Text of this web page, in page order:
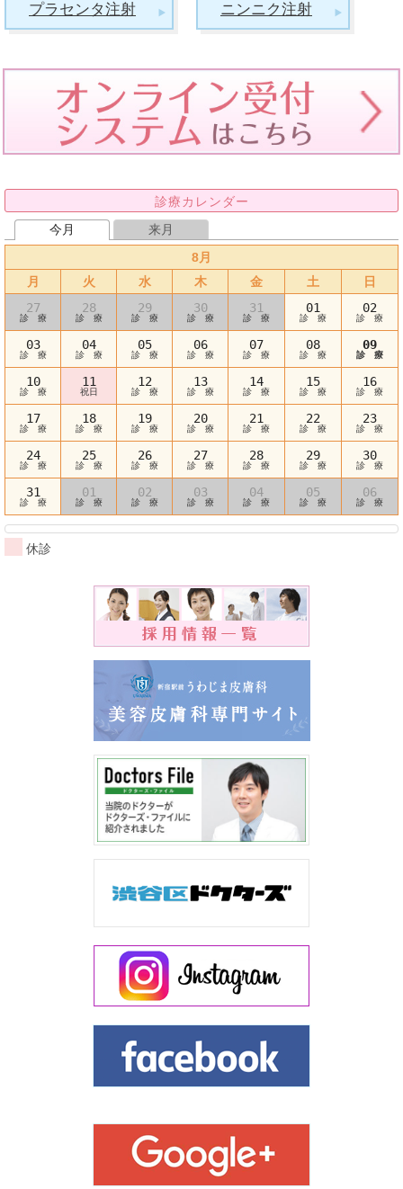
プラセンタ注射 ニンニク注射
診療カレンダー
今月
来月
8月
月
火 水 木 金 土
日
27
診 療
28
診 療
29
診 療
30
診 療
31
診 療
01
診 療
02
診 療
03
診 療
04
診 療
05
診 療
06
診 療
07
診 療
08
診 療
09
診 療
10
診 療
11
祝日
12
診 療
13
診 療
14
診 療
15
診 療
16
診 療
17
診 療
18
診 療
19
診 療
20
診 療
21
診 療
22
診 療
23
診 療
24
診 療
25
診 療
26
診 療
27
診 療
28
診 療
29
診 療
30
診 療
31
診 療
01
診 療
02
診 療
03
診 療
04
診 療
05
診 療
06
診 療
休診